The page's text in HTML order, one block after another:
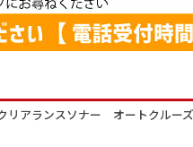
アランスソナー オートクル